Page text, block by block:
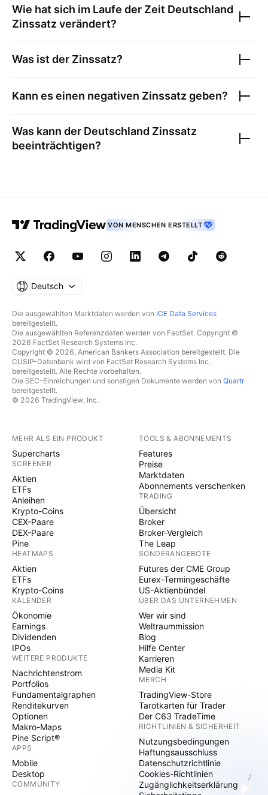
Wie hat sich im Laufe der Zeit Deutschland
Zinssatzverändert?
Was ist der Zinssatz?
Kann es einen negativen Zinssatz geben?
Was kann der Deutschland Zinssatz
beeinträchtigen?
VON MENSCHEN ERSTELLT
Deutsch
Die ausgewählten Marktdaten werden von ICE Data Services
bereitgestellt.
Die ausgewählten Referenzdaten werden von FactSet. Copyright ©
2026 FactSet Research Systems Inc.
Copyright © 2026, American Bankers Association bereitgestellt. Die
CUSIP-Datenbank wird von FactSet Research Systems Inc.
bereitgestellt. Alle Rechte vorbehalten.
Die SEC-Einreichungen und sonstigen Dokumente werden von Quartr
bereitgestellt.
© 2026 TradingView, Inc.
MEHR ALS EIN PRODUKT
Supercharts
SCREENER
Aktien
ETFs
Anleihen
Krypto-Coins
CEX-Paare
DEX-Paare
Pine
HEATMAPS
Aktien
ETFs
Krypto-Coins
KALENDER
Ökonomie
Earnings
Dividenden
IPOs
WEITERE PRODUKTE
Nachrichtenstrom
Portfolios
Fundamentalgraphen
Renditekurven
Optionen
Makro-Maps
Pine Script®
APPS
Mobile
Desktop
COMMUNITY
TOOLS & ABONNEMENTS
Features
Preise
Marktdaten
Abonnements verschenken
TRADING
Übersicht
Broker
Broker-Vergleich
The Leap
SONDERANGEBOTE
Futures der CME Group
Eurex-Termingeschäfte
US-Aktienbündel
ÜBER DAS UNTERNEHMEN
Wer wir sind
Weltraummission
Blog
Hilfe Center
Karrieren
Media Kit
MERCH
TradingView-Store
Tarotkarten für Trader
Der C63 TradeTime
RICHTLINIEN & SICHERHEIT
Nutzungsbedingungen
Haftungsausschluss
Datenschutzrichtlinie
Cookies-Richtlinien
Zugänglichkeitserklärung